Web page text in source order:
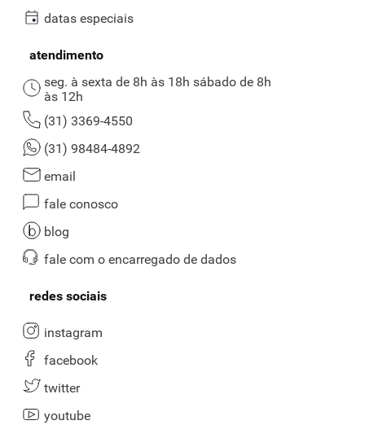
datas especiais
atendimento
seg. à sexta de 8h às 18h sábado de 8h
às 12h
(31) 3369-4550
(31) 98484-4892
email
fale conosco
blog
fale com o encarregado de dados
redes sociais
instagram
facebook
twitter
youtube